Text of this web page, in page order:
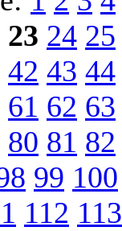
23 24 25
42 43 44
61 62 63
80 81 82
99 100
112 113